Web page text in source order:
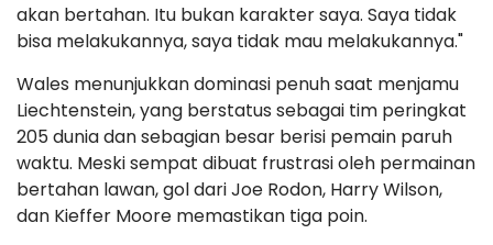
akan bertahan. Itu bukan karakter saya. Saya tidak
bisa melakukannya, saya tidak mau melakukannya."
Wales menunjukkan dominasi penuh saat menjamu
Liechtenstein, yang berstatus sebagai tim peringkat
205 dunia dan sebagian besar berisi pemain paruh
waktu. Meski sempat dibuat frustrasi oleh permainan
bertahan lawan, gol dari Joe Rodon, Harry Wilson,
dan Kieffer Moore memastikan tiga poin.